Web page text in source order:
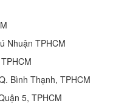
Nhuận TPHCM
Bình Thạnh, TPHCM
5, TPHCM